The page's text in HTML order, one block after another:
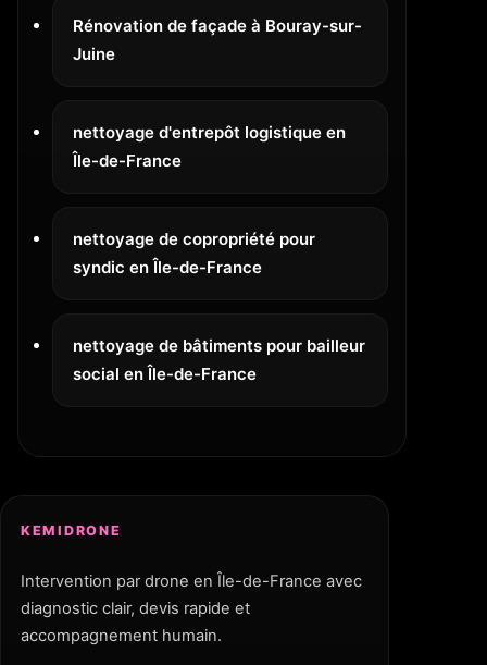
Rénovation de façade à Bouray-sur-
Juine
nettoyage d'entrepôt logistique en
Île-de-France
nettoyage de copropriété pour
syndic en Île-de-France
nettoyage de bâtiments pour bailleur
social en Île-de-France
KEMIDRONE
Intervention par drone en Île-de-France avec
diagnostic clair, devis rapide et
accompagnement humain.